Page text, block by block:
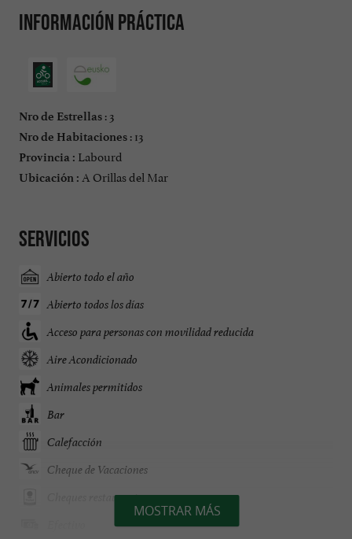
Información práctica
Nro de Estrellas : 3
Nro de Habitaciones : 13
Provincia : Labourd
Ubicación : A Orillas del Mar
Servicios
Abierto todo el año
Abierto todos los días
Acceso para personas con movilidad reducida
Aire Acondicionado
Animales permitidos
Bar
Calefacción
Cheque de Vacaciones
Cheques restaurante
MOSTRAR MÁS